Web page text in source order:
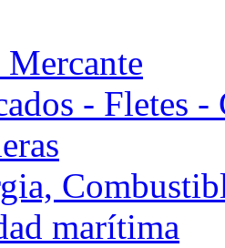
- Fletes -
marítima